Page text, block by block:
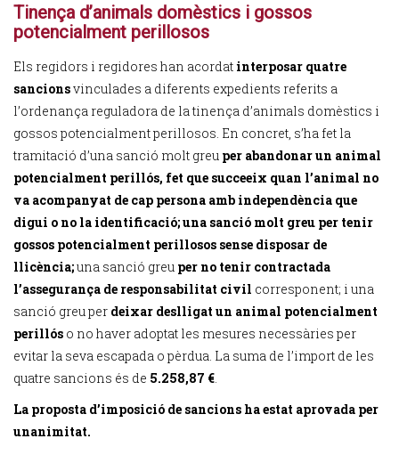
Tinença d’animals domèstics i gossos
potencialment perillosos
Els regidors i regidores han acordatinterposar quatre
sancionsvinculades a diferents expedients referits a
l’ordenança reguladora de la tinença d’animals domèstics i
gossos potencialment perillosos. En concret, s’ha fet la
tramitació d’una sanció molt greu per abandonar un animal
potencialment perillós, fet que succeeix quan l’animal no
va acompanyat de cap persona amb independència que
digui o no la identificació;una sanció molt greu per tenir
gossos potencialment perillosos sense disposar de
llicència;una sanció greu per no tenir contractada
l’assegurança de responsabilitat civil corresponent; i una
sanció greu per deixar deslligat un animal potencialment
perillós o no haver adoptat les mesures necessàries per
evitar la seva escapada o pèrdua. La suma de l’import de les
quatre sancions és de 5.258,87 €.
La proposta d’imposició de sancions ha estat aprovada per
unanimitat.